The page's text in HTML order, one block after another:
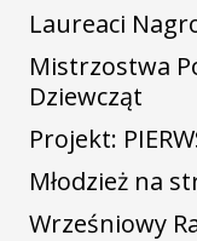
Laureaci
Mistrzostwa
Dziewcząt
Projekt:
Młodzież na
Wrześniowy